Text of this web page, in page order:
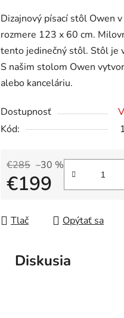
produktu
je
4,4
z
5
Dizajnový písací stôl Owen
rozmere 123 x 60 cm.
tento jedinečný stôl. Stôl je
S našim stolom Owen
alebo kanceláriu.
Dostupnosť
Kód:
€285 –30 %
€199
Tlač Opýtať sa
Diskusia